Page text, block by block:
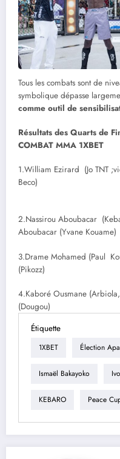
Tous les combats sont de
symbolique dépasse
comme outil de
Résultats des Quarts de
COMBAT MMA 1XBET
1.William Ezirard (Jo TNT
Beco)
2.Nassirou Aboubacar
Aboubacar (Yvane Kouame)
3.Drame Mohamed (Paul
(Pikozz)
4.Kaboré Ousmane
(Dougou)
Étiquette
1XBET Élection
Ismaël Bakayoko
KEBARO Peace